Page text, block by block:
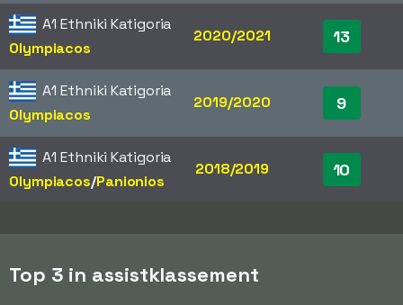
A1 Ethniki Katigoria
Olympiacos
2020/2021 13
A1 Ethniki Katigoria
Olympiacos
2019/2020 9
A1 Ethniki Katigoria
Olympiacos/​Panionios
2018/2019 10
Top 3 in assistklassement